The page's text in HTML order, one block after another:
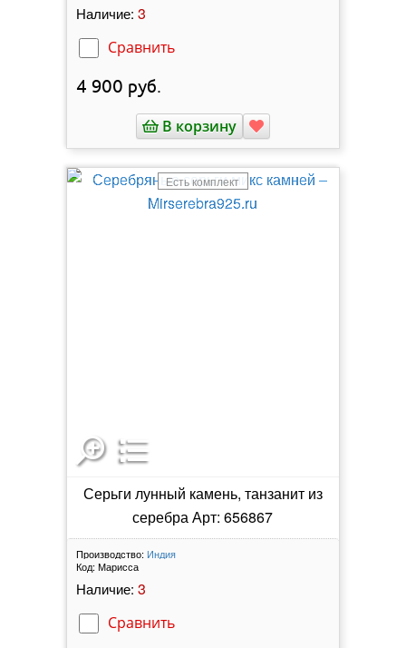
Наличие: 3
Сравнить
4 900 руб.
В корзину
Есть комплект
Серьги лунный камень, танзанит из
серебра Арт: 656867
Производство: Индия
Код: Марисса
Наличие: 3
Сравнить